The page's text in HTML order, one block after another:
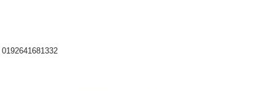
0192641681332